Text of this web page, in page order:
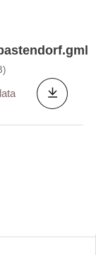
données